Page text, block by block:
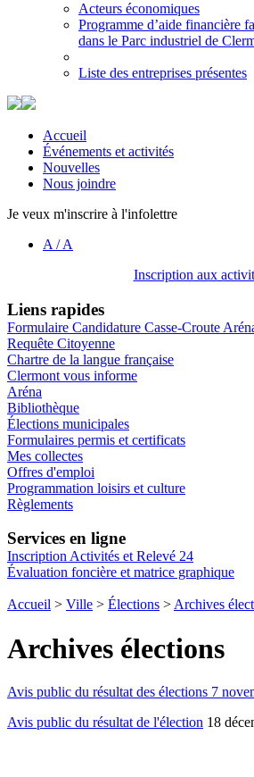
Acteurs économiques
Programme d’aide financière
dans le Parc industriel de
Liste des entreprises présentes
Accueil
Événements et activités
Nouvelles
Nous joindre
Je veux m'inscrire à l'infolettre
A /A
Inscription aux
Liens rapides
Formulaire Candidature Casse-Croute
Requête Citoyenne
Chartre de la langue française
Clermont vous informe
Aréna
Bibliothèque
Élections municipales
Formulaires permis et certificats
Mes collectes
Offres d'emploi
Programmation loisirs et culture
Règlements
Services en ligne
Inscription Activités et Relevé 24
Évaluation foncière et matrice graphique
Accueil > Ville > Élections >Archives
Archives élections
Avis public du résultat des élections 7
Avis public du résultat de l'élection 18